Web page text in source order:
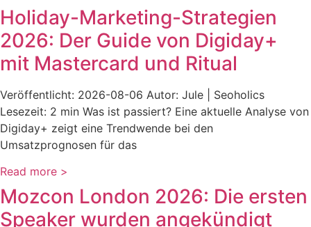
Holiday-Marketing-Strategien
2026: Der Guide von Digiday+
mit Mastercard und Ritual
Veröffentlicht: 2026-08-06 Autor: Jule | Seoholics
Lesezeit: 2 min Was ist passiert? Eine aktuelle Analyse von
Digiday+ zeigt eine Trendwende bei den
Umsatzprognosen für das
Read more >
Mozcon London 2026: Die ersten
Speaker wurden angekündigt